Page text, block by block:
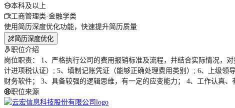
本科及以上
工商管理类·金融学类
使用简历深度优化功能，快速提升简历质量
简历深度优化
职位介绍
岗位职责： 1、严格执行公司的费用报销标准及流程，并结合实际情况，
计进项税认证）; 5、填制记账凭证（能够正确处理费用类别）; 6、上级
财务软件； 3、具备较强的逻辑思维，有一定的应变能力； 4、工作认真、
职位来源